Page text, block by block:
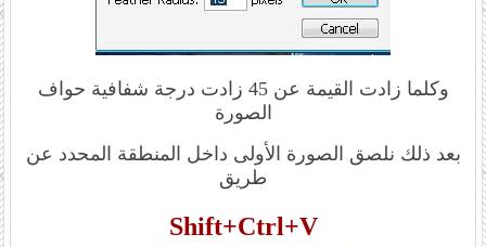
وكلما زادت القيمة عن 45 زادت درجة شفافية حواف
الصورة
بعد ذلك نلصق الصورة الأولى داخل المنطقة المحدد عن
طريق
Shift+Ctrl+V